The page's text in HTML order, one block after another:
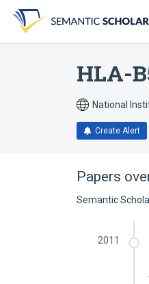
search
form
content
account
menu
HLA-
National
Create Alert
Papers
Semantic
2011